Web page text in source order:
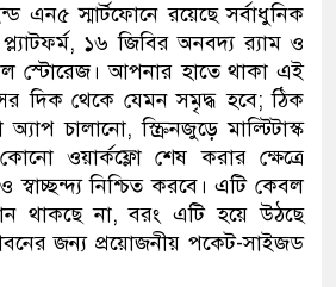
এন৫ স্মার্টফোনে রয়েছে সর্বাধুনিক
১৬ জিবির অনবদ্য র‍্যাম ও
স্টোরেজ। আপনার হাতে থাকা এই
দিক থেকে যেমন সমৃদ্ধ হবে; ঠিক
চালানো, স্ক্রিনজুড়ে মাল্টিটাস্ক
ওয়ার্কফ্লো শেষ করার ক্ষেত্রে
নিশ্চিত করবে। এটি কেবল
থাকছে না, বরং এটি হয়ে উঠছে
জন্য প্রয়োজনীয় পকেট-সাইজড